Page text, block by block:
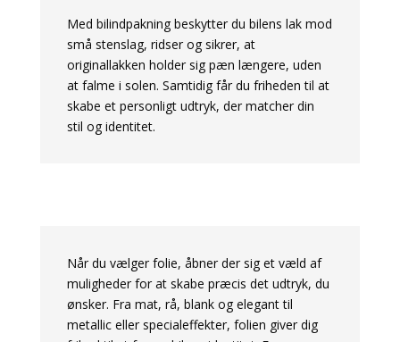
Med bilindpakning beskytter du bilens lak mod
små stenslag, ridser og sikrer, at
originallakken holder sig pæn længere, uden
at falme i solen. Samtidig får du friheden til at
skabe et personligt udtryk, der matcher din
stil og identitet.
Når du vælger folie, åbner der sig et væld af
muligheder for at skabe præcis det udtryk, du
ønsker. Fra mat, rå, blank og elegant til
metallic eller specialeffekter, folien giver dig